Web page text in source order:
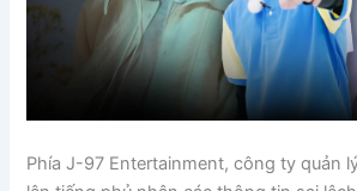
Phía J-97 Entertainment, công ty quản